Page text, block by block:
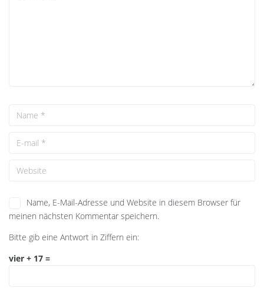
Name, E-Mail-Adresse und Website in diesem Browser für
meinen nächsten Kommentar speichern.
Bitte gib eine Antwort in Ziffern ein:
vier + 17 =